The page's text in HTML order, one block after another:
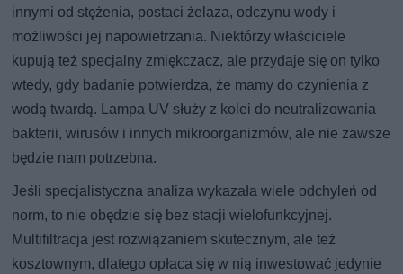
innymi od stężenia, postaci żelaza, odczynu wody i
możliwości jej napowietrzania. Niektórzy właściciele
kupują też specjalny zmiękczacz, ale przydaje się on tylko
wtedy, gdy badanie potwierdza, że mamy do czynienia z
wodą twardą. Lampa UV służy z kolei do neutralizowania
bakterii, wirusów i innych mikroorganizmów, ale nie zawsze
będzie nam potrzebna.
Jeśli specjalistyczna analiza wykazała wiele odchyleń od
norm, to nie obędzie się bez stacji wielofunkcyjnej.
Multifiltracja jest rozwiązaniem skutecznym, ale też
kosztownym, dlatego opłaca się w nią inwestować jedynie